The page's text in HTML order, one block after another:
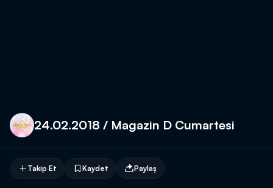
24.02.2018 / Magazin D Cumartesi
Takip Et Kaydet Paylaş